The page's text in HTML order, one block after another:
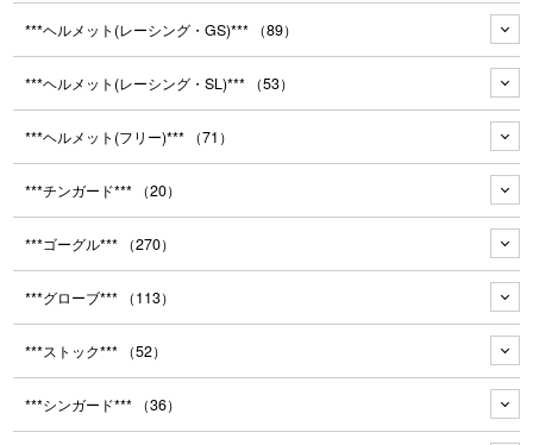
***ヘルメット(レーシング・GS)*** （89）
***ヘルメット(レーシング・SL)*** （53）
***ヘルメット(フリー)*** （71）
***チンガード*** （20）
***ゴーグル*** （270）
***グローブ*** （113）
***ストック*** （52）
***シンガード*** （36）